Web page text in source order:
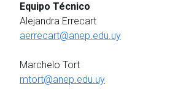
Equipo Técnico
Alejandra Errecart
aerrecart@anep.edu.uy
Marchelo Tort
mtort@anep.edu.uy